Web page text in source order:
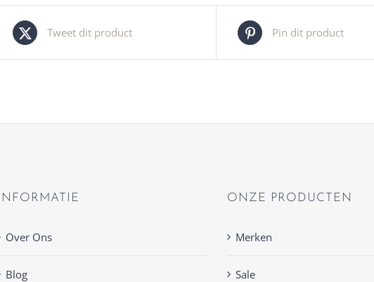
Tweet dit product Pin dit product
INFORMATIE
Over Ons
Blog
ONZE PRODUCTEN
Merken
Sale